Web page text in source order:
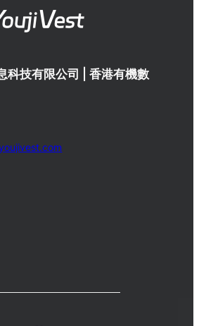
科技有限公司 | 香港有機數